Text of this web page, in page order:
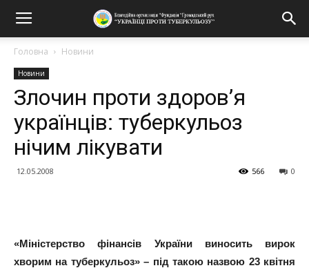
Головна Новини
Новини
Злочин проти здоров’я
українців: туберкульоз
нічим лікувати
12.05.2008 0
566
«Міністерство фінансів України виносить вирок
хворим на туберкульоз» – під такою назвою 23 квітня